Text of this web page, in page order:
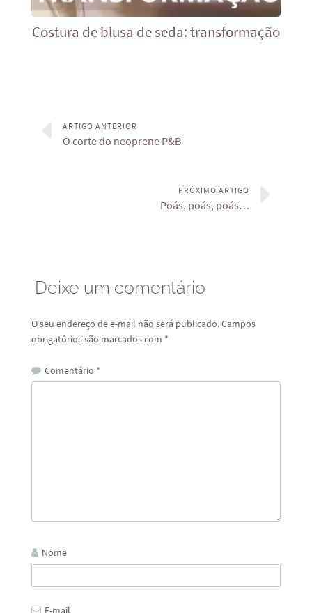
Costura de blusa de seda: transformação
ARTIGO ANTERIOR
O corte do neoprene P&B
PRÓXIMO ARTIGO
Poás, poás, poás…
Deixe um comentário
O seu endereço de e-mail não será publicado.Campos
obrigatórios são marcados com *
Comentário *
Nome
E-mail